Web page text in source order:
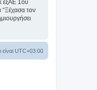
εξΑΕ 1ου
“Ξέχασα τον
UTC+03:00